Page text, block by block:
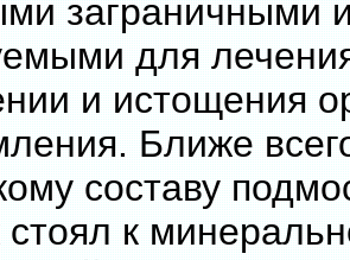
заграничными
для
и истощения
Ближе
составу
стоял к